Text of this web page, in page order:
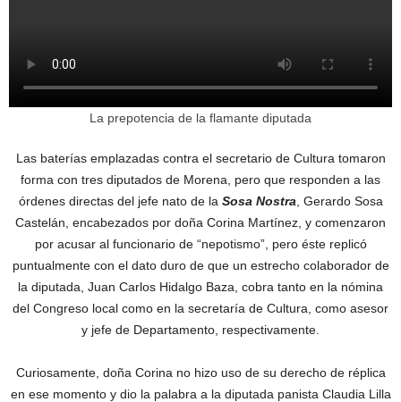
La prepotencia de la flamante diputada
Las baterías emplazadas contra el secretario de Cultura tomaron
forma con tres diputados de Morena, pero que responden a las
órdenes directas del jefe nato de la Sosa Nostra , Gerardo Sosa
Castelán, encabezados por doña Corina Martínez, y comenzaron
por acusar al funcionario de “nepotismo”, pero éste replicó
puntualmente con el dato duro de que un estrecho colaborador de
la diputada, Juan Carlos Hidalgo Baza, cobra tanto en la nómina
del Congreso local como en la secretaría de Cultura, como asesor
y jefe de Departamento, respectivamente.
Curiosamente, doña Corina no hizo uso de su derecho de réplica
en ese momento y dio la palabra a la diputada panista Claudia Lilla